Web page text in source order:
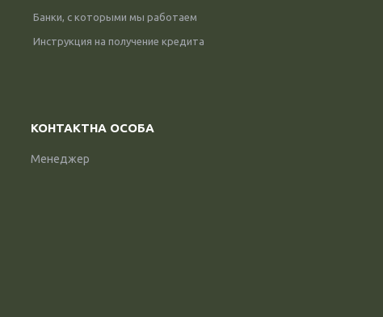
Банки, с которыми мы работаем
Инструкция на получение кредита
Менеджер